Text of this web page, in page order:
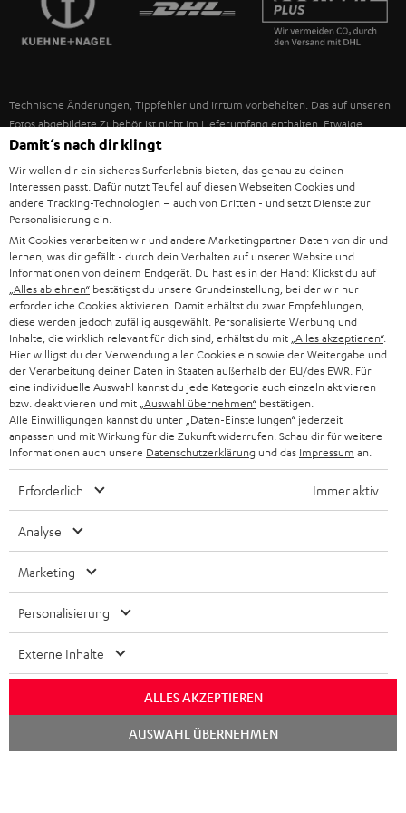
IN-EAR-KOPFHÖRER
NEUHEITEN
UNSER MANAGEMENT
UNSERE WERTE
BILDUNGSRABATT
GESCHENKGUTSCHEIN
SPANIEN
USA
WEITERE LÄNDER
Technische Änderungen, Tippfehler und Irrtum vorbehalten. Das auf unseren
Fotos abgebildete Zubehör ist nicht im Lieferumfang enthalten. Etwaige
Entsorgungsgebühren für Batterien sind im Preis inbegriffen.
©2026 Lautsprecher Teufel GmbH - All rights reserved.
Impressum AGB Datenschutz
Vertrag widerrufen
Damit‘s nach dir klingt
Wir wollen dir ein sicheres Surferlebnis bieten, das genau zu deinen
Interessen passt. Dafür nutzt Teufel auf diesen Webseiten Cookies und
andere Tracking-Technologien – auch von Dritten - und setzt Dienste zur
Personalisierung ein.
Mit Cookies verarbeiten wir und andere Marketingpartner Daten von dir und
lernen, was dir gefällt - durch dein Verhalten auf unserer Website und
Informationen von deinem Endgerät. Du hast es in der Hand: Klickst du auf
„Alles ablehnen“ bestätigst du unsere Grundeinstellung, bei der wir nur
erforderliche Cookies aktivieren. Damit erhältst du zwar Empfehlungen,
diese werden jedoch zufällig ausgewählt. Personalisierte Werbung und
Inhalte, die wirklich relevant für dich sind, erhältst du mit „Alles akzeptieren“.
Hier willigst du der Verwendung aller Cookies ein sowie der Weitergabe und
der Verarbeitung deiner Daten in Staaten außerhalb der EU/des EWR. Für
eine individuelle Auswahl kannst du jede Kategorie auch einzeln aktivieren
bzw. deaktivieren und mit „Auswahl übernehmen“ bestätigen.
Alle Einwilligungen kannst du unter „Daten-Einstellungen“ jederzeit
anpassen und mit Wirkung für die Zukunft widerrufen. Schau dir für weitere
Informationen auch unsere Datenschutzerklärung und das Impressum an.
Erforderlich Immer aktiv
Analyse
Marketing
Personalisierung
Externe Inhalte
ALLES AKZEPTIEREN
AUSWAHL ÜBERNEHMEN